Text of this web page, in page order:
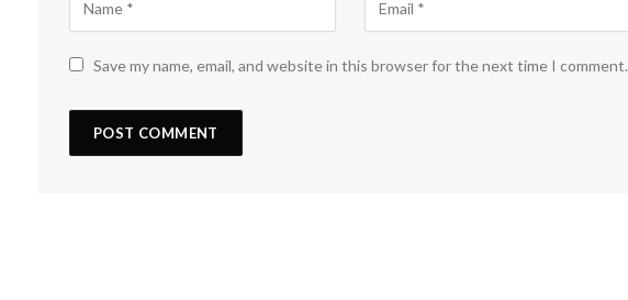
Save my name, email, and website in this browser for the next time I comment.